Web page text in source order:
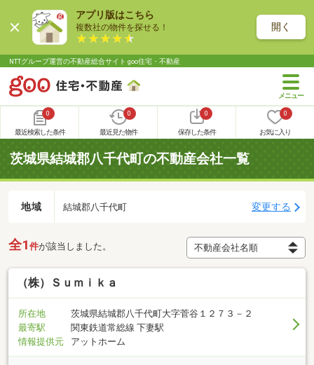
アプリ版はこちら
複数社の物件を探せる！ 開く
NTTグループ運営の不動産総合サイト goo住宅・不動産
0
最近検索した条件
0
最近見た物件
0
保存した条件
0
お気に入り
茨城県結城郡八千代町の不動産会社一覧
地域 結城郡八千代町 変更する
全1 件が該当しました。
（株）Ｓｕｍｉｋａ
所在地
茨城県結城郡八千代町大字菅谷１２７３－２
最寄駅
関東鉄道常総線 下妻駅
情報提供元
アットホーム